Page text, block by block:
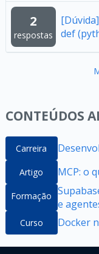
2
respostas
def
CONTEÚDOS
Carreira
Artigo MCP: o
Formação
e
Curso Docker